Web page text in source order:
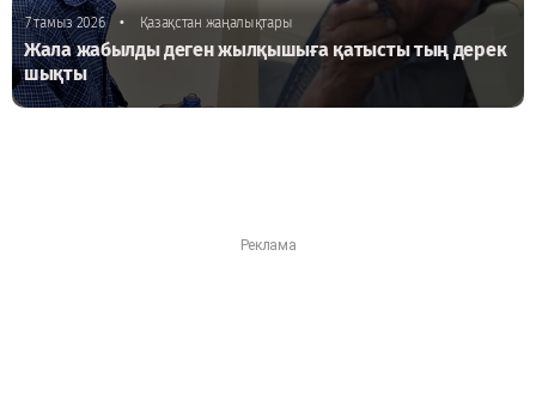
7 тамыз 2026 • Қазақстан жаңалықтары
Жала жабылды деген жылқышыға қатысты тың дерек
шықты